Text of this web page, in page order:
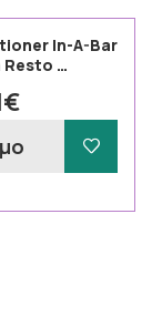
In-A-Bar
Resto …